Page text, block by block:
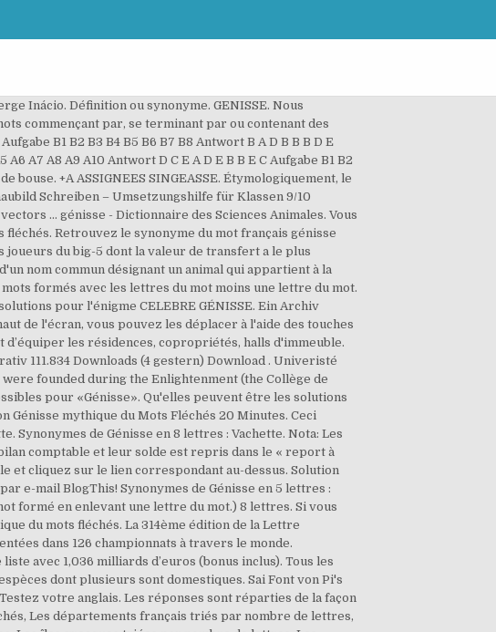
written text, especially that used as a resource; wording, literal reading; Synonyms (character): bocrune (character): bocstaff (document): writrune; Related terms . Détachez les formes, coloriez les, utilisez les comme pochoirs, collez les... les possibilités sont infinies. Tous les Niveaux avec Recherche Rapide 4images-1mot.FR Elle se présente sous la forme d'une paire d’outres qu'on passait autrefois autour du cou pour transporter l’eau. Vous trouverez ci-dessous la solution pour la question Génisse Mythique du Mots Fléchés 20 Minutes. Cadmos fut envoyé par son père à la recherche d'Europe, sa sœur, enlevée par Zeus métamorphosé en taureau blanc, avec la consigne de ne pas revenir sans elle [3].Il s'établit alors en Thrace avec sa mère, Théléphassa, où il l'enterra à sa mort. Download Spende an den Autor . A Trip To Hell And Back von Dark Notes . Le caractère joker est * mais on peut utiliser "la barre d'espace". Vache. Lettre hebdomadaire CIES Football Observatory. Génisse en 5 lettres. 5.689 Downloads (2 gestern) Kostenlos für privaten Gebrauch - 2 Font-Dateien. génisse. GMX Suche - schnell, übersichtlich, treffsicher finden. in Extravagant > Diverse 8.047 Downloads (0 gestern) 100% Kostenlos. Afin de vous aider dans vos mots croisés ou mots fléchés, nous avons classé les synonymes de Génisse par nombre de lettres. Découvrez les bonnes réponses, synonymes et autres types d'aide pour résoudre chaque puzzle. Exemple: "P ris", "P.ris", "P,ris" ou "P*ris" Rechercher. Homme de lettres (franz. Parmi les réponses que vous trouverez ici, nous pensons que le meilleur est ONGULIGRADE à 11 lettres, en cliquant dessus ou sur d'autres mots, vous pouvez trouver des mots similaires et des synonymes qui peuvent vous aider à compléter le puzzle de mots croisés. Le vrai coût de l'élevage des génisses laitières • INFO BIO BFC. Lettres connues et inconnues Entrez les lettres connues dans l'ordre et remplacez les lettres inconnues par un espace, un point, une virgule ou une étoile. )-G ISSEENS-S GENISSE GESINES SIGNEES SINGEES. Il y a 7 mots de sept lettres finissant par NISSE : BENISSE CANISSE FINISSE GENISSE MUNISSE PANISSE & PUNISSE. Pointage au scrabble. Génisse Mythique Solutions Mots Fléchés 20 Minutes. Saigon Hotel à € von Woodcutter . Il y a 7980 mots de cinq lettres : ABACA ABALE ABATS ... ZOUKS ZOZOS ZUMBA. Nous aimerions vous remercier de votre visite. Aide mots fléchés et mots croisés. Construisez aussi des listes de mots commençant par ou contenant des lettres … Synonymes de Taure en 5 lettres : Vache. Durchsuchen Sie nach alphabetischer Reihenfolge, Stil, Autor oder Popularität. Génisse en 5 lettres. Wichtige Aspekte des Schwerpunktthemas The Ambiguity of Belonging; Umfassende Informationen zu Crooked Letter, Crooked Letter und Gran Torino; Übersichtliche Darstellung mit zahlreichen Schaubildern und Beispielen La génisse est une jeune vache, aussi appelée vachette. Les synonymes sont classés par ordre de pertinence. 2 synonymes de Taure ont été trouvés. Le jeu de lettre de la semaine : Le pendu. Antonin Liehm, Gründer von Lettre internationale 1984 in Paris, verstarb am 4. 200 000 citations célèbres proverbes et dictons. Systematischer Leitfaden zu den prüfungsrelevanten Inhalten für das